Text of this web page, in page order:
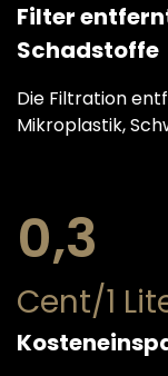
Filter
Schadstoffe
Die Filtration
Mikroplastik,
0,3
Cent/1